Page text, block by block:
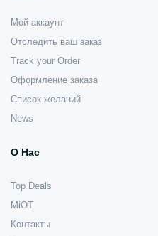
Мой аккаунт
Отследить ваш заказ
Track your Order
Оформление заказа
Список желаний
News
О Нас
Top Deals
MiOT
Контакты